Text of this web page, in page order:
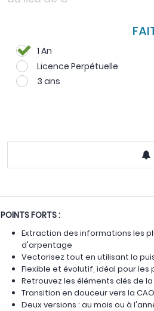
1 An
Licence Perpétuelle
3 ans
POINTS FORTS :
Extraction des informations les
d'arpentage
Vectorisez tout en utilisant la
Flexible et évolutif, idéal pour
Retrouvez les éléments clés de
Transition en douceur vers la
Deux versions : au mois ou à